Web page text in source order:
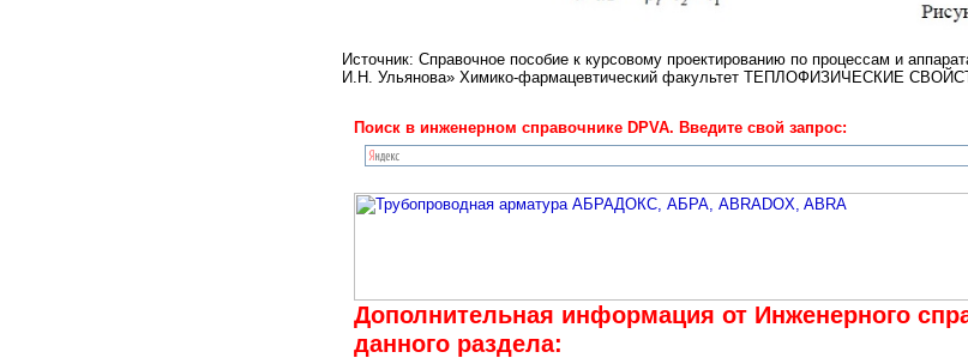
Источник: Справочное пособие к курсовому проектированию по процессам и
И.Н. Ульянова» Химико-фармацевтический факультет ТЕПЛОФИЗИЧЕСКИЕ
Поиск в инженерном справочнике DPVA. Введите свой запрос:
Дополнительная информация от Инженерного
данного раздела: